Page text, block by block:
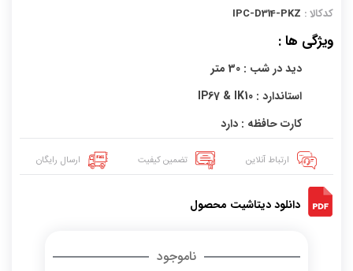
کدکالا : IPC-D314-PKZ
ویژگی ها :
دید در شب : 30 متر
استاندارد : IP67 & IK10
کارت حافظه : دارد
ارتباط آنلاین تضمین کیفیت ارسال رایگان
دانلود دیتاشیت محصول
ناموجود